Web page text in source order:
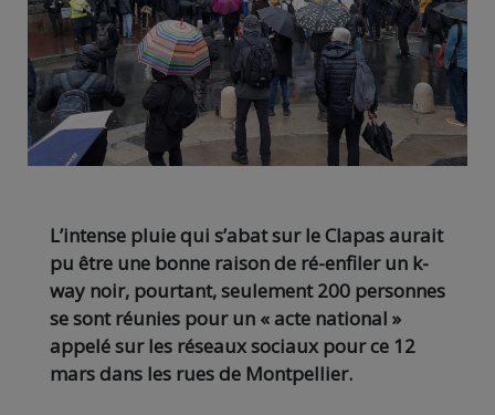
L’intense pluie qui s’abat sur le Clapas aurait
pu être une bonne raison de ré-enfiler un k-
way noir, pourtant, seulement 200 personnes
se sont réunies pour un « acte national »
appelé sur les réseaux sociaux pour ce 12
mars dans les rues de Montpellier.